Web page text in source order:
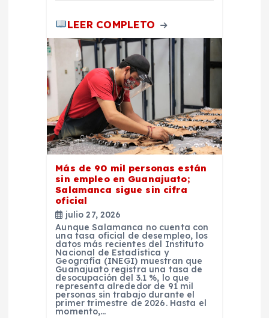
LEER COMPLETO
Más de 90 mil personas están
sin empleo en Guanajuato;
Salamanca sigue sin cifra
oficial
julio 27, 2026
Aunque Salamanca no cuenta con
una tasa oficial de desempleo, los
datos más recientes del Instituto
Nacional de Estadística y
Geografía (INEGI) muestran que
Guanajuato registra una tasa de
desocupación del 3.1 %, lo que
representa alrededor de 91 mil
personas sin trabajo durante el
primer trimestre de 2026. Hasta el
momento,…